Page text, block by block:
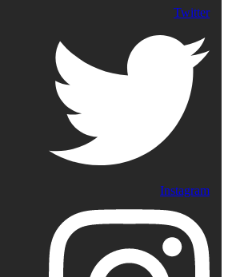
Twitter
Instagram